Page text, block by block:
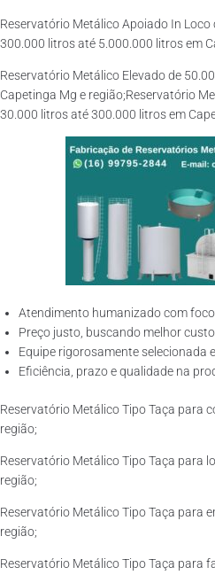
Reservatório Metálico Apoiado In
300.000 litros até 5.000.000 litros em
Reservatório Metálico Elevado de
Capetinga Mg e região;Reservatório
30.000 litros até 300.000 litros em
Atendimento humanizado com
Preço justo, buscando melhor
Equipe rigorosamente selecionada
Eficiência, prazo e qualidade na
Reservatório Metálico Tipo Taça para
região;
Reservatório Metálico Tipo Taça para
região;
Reservatório Metálico Tipo Taça para
região;
Reservatório Metálico Tipo Taça para